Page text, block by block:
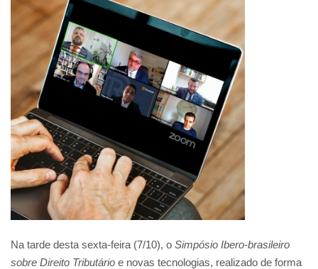
Na tarde desta sexta-feira (7/10), o Simpósio Ibero-brasileiro
sobre Direito Tributário e novas tecnologias, realizado de forma